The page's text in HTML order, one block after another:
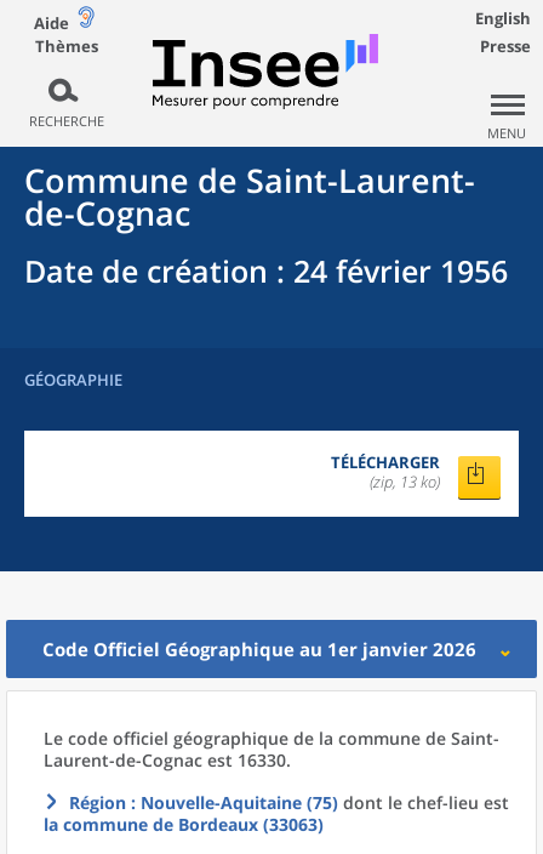
Aide
Thèmes
RECHERCHE
English
Presse
MENU
Commune de Saint-Laurent-
de-Cognac
Date de création : 24 février 1956
GÉOGRAPHIE
TÉLÉCHARGER
(zip, 13 ko)
Code Officiel Géographique au 1er janvier 2026
Le code officiel géographique de la commune de Saint-
Laurent-de-Cognac est 16330.
Région : Nouvelle-Aquitaine (75) dont le chef-lieu est
la commune de Bordeaux (33063)